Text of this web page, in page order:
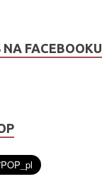
FACEBOOKU